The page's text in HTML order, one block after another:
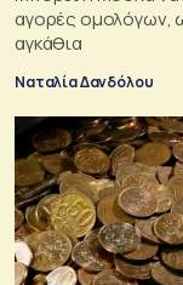
αγορές ομολόγων,
αγκάθια
Ναταλία Δανδόλου